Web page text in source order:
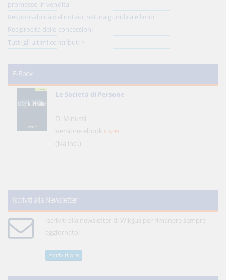
promesso in vendita
Responsabilità del notaio: natura giuridica e limiti
Reciprocità delle concessioni
Tutti gli ultimi contributi >
E-Book
Le Società di Persone
D. Minussi
Versione ebook € 5,99
(iva incl.)
Iscriviti alla Newsletter
Iscriviti alla newsletter di WikiJus per rimanere sempre
aggiornato!
Iscriviti ora